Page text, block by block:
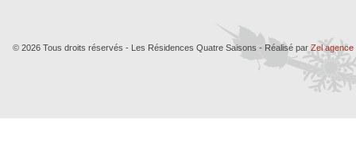
© 2026 Tous droits réservés - Les Résidences Quatre Saisons - Réalisé par Zel agence